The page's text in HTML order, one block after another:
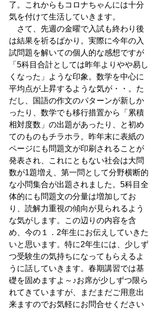
了。これからもコロナちゃんには十分
気を付けて生活していきます。
さて、先週の金曜で入試も終わり後
は結果を祈るばかり。実際に今年の入
試問題を解いての個人的な感想ですが
「5科目合計としては昨年よりやや易し
くなった」ような印象。数学を中心に
平均点が上昇するような気が・・。た
だし、国語の作文のパターンが新しか
ったり、数学でも移行措置から「累積
相対度数」の出題があったり、と初め
てのものもチラホラ。昨年末に表紙の
ページにも問題文が印刷されることが
発表され、これにともない社会は大問
数が1題増え、第一問として分野横断的
な小問集合が出題されました。5科目全
体的にも問題文の分量は増加してお
り、読解力重視の傾向が見られるよう
な気がします。この辺りの内容を含
め、今の１．2年生にお伝えしていきた
いと思います。特に2年生には、少しず
つ受験生の気持ちになってもらえるよ
うに話していきます。春期講習では基
礎を固めますよ～♪お席が少しずつ限ら
れてきていますが、まだまだご用意出
来ますのでお気軽にお問合せください